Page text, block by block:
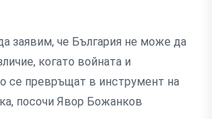
заявим, че България не може да
когато войната и
се превръщат в инструмент на
посочи Явор Божанков